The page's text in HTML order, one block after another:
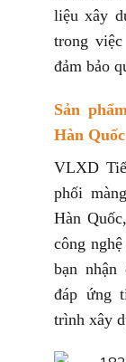
liệu xây
trong
đảm bảo
Sản
Hàn Quốc
VLXD
phối
Hàn
công
bạn nhận
đáp ứng
trình xây